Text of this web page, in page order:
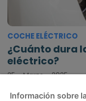
COCHE ELÉCTRICO
¿Cuánto dura
eléctrico?
25 - Marzo - 2025
Información sobre